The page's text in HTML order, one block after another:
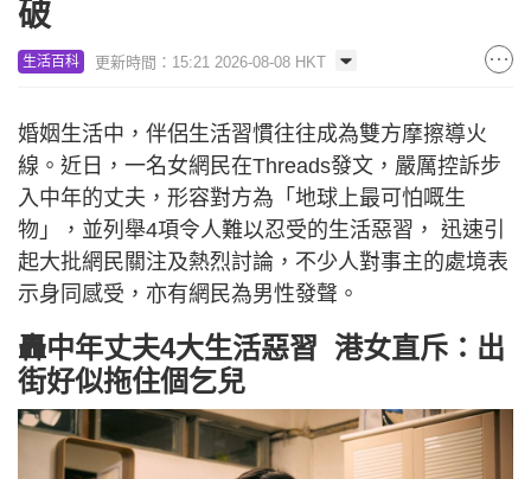
破
生活百科 更新時間：15:21 2026-08-08 HKT
婚姻生活中，伴侶生活習慣往往成為雙方摩擦導火
線。近日，一名女網民在Threads發文，嚴厲控訴步
入中年的丈夫，形容對方為「地球上最可怕嘅生
物」，並列舉4項令人難以忍受的生活惡習， 迅速引
起大批網民關注及熱烈討論，不少人對事主的處境表
示身同感受，亦有網民為男性發聲。
轟中年丈夫4大生活惡習 港女直斥：出
街好似拖住個乞兒